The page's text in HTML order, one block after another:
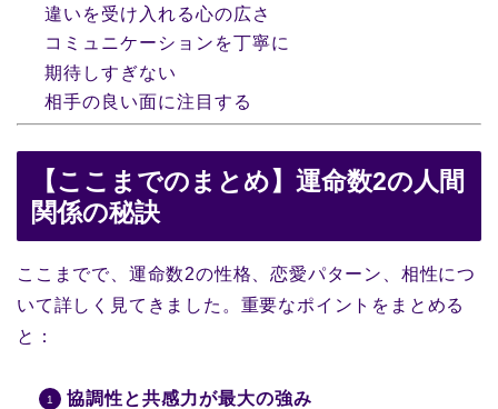
違いを受け入れる心の広さ
コミュニケーションを丁寧に
期待しすぎない
相手の良い面に注目する
【ここまでのまとめ】運命数2の人間
関係の秘訣
ここまでで、運命数2の性格、恋愛パターン、相性につ
いて詳しく見てきました。重要なポイントをまとめる
と：
協調性と共感力が最大の強み